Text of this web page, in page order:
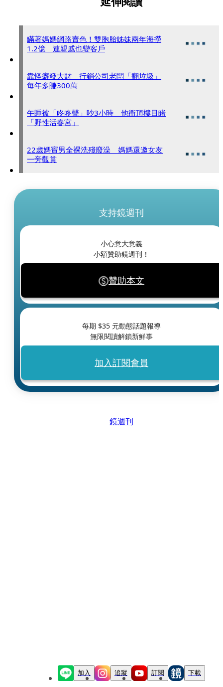
瞞著媽媽網路賣色！雙胞胎姊妹兩年海撈
1.2億 連親戚也變客戶
靠怪癖發大財 行銷公司老闆「翻垃圾」
每年多賺300萬
午睡被「咚咚聲」吵3小時 他衝頂樓目睹
「野性活春宮」
22歲媽寶男全裸洗殘廢澡 媽媽還邀女友
一旁觀賞
支持鏡週刊
小心意大意義
小額贊助鏡週刊！
贊助本文
每期 $35 元動態話題報導
無限閱讀解鎖新鮮事
加入訂閱會員
鏡週刊
加入 追蹤 訂閱 下載